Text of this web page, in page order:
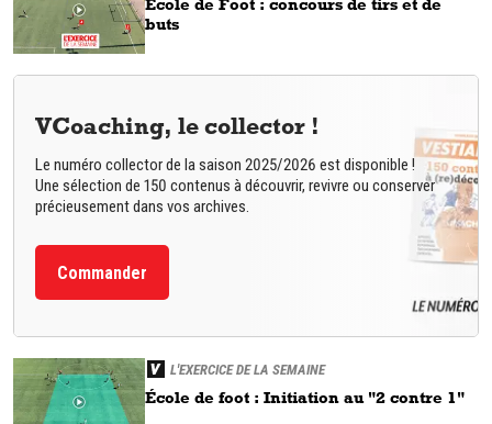
École de Foot : concours de tirs et de
buts
VCoaching, le collector !
Le numéro collector de la saison 2025/2026 est disponible !
Une sélection de 150 contenus à découvrir, revivre ou conserver
précieusement dans vos archives.
Commander
L'EXERCICE DE LA SEMAINE
École de foot : Initiation au "2 contre 1"